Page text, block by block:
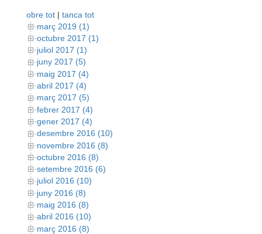
obre tot | tanca tot
març 2019 (1)
octubre 2017 (1)
juliol 2017 (1)
juny 2017 (5)
maig 2017 (4)
abril 2017 (4)
març 2017 (5)
febrer 2017 (4)
gener 2017 (4)
desembre 2016 (10)
novembre 2016 (8)
octubre 2016 (8)
setembre 2016 (6)
juliol 2016 (10)
juny 2016 (8)
maig 2016 (8)
abril 2016 (10)
març 2016 (8)